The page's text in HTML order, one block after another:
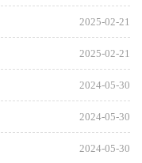
2025-02-21
2025-02-21
2024-05-30
2024-05-30
2024-05-30